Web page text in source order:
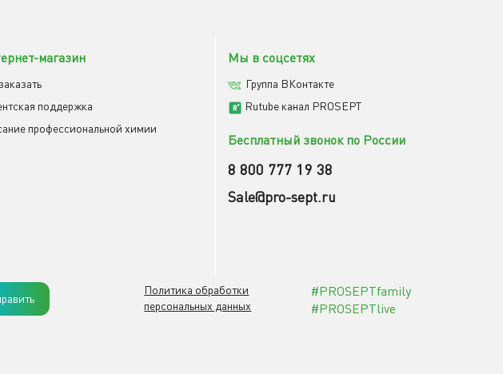
магазин
поддержка
профессиональной химии
Мы в соцсетях
Группа ВКонтакте
Rutube канал PROSEPT
Бесплатный звонок по России
8 800 777 19 38
Sale@pro-sept.ru
Политика обработки
персональных данных
#PROSEPTfamily
#PROSEPTlive